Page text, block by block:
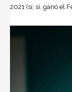
2021 (sí, sí, ganó el